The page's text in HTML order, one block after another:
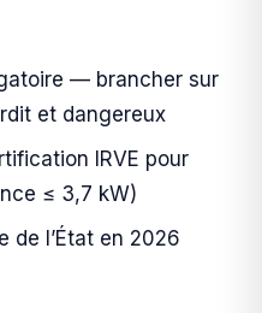
— brancher sur
et dangereux
IRVE pour
≤ 3,7 kW)
de l’État en 2026